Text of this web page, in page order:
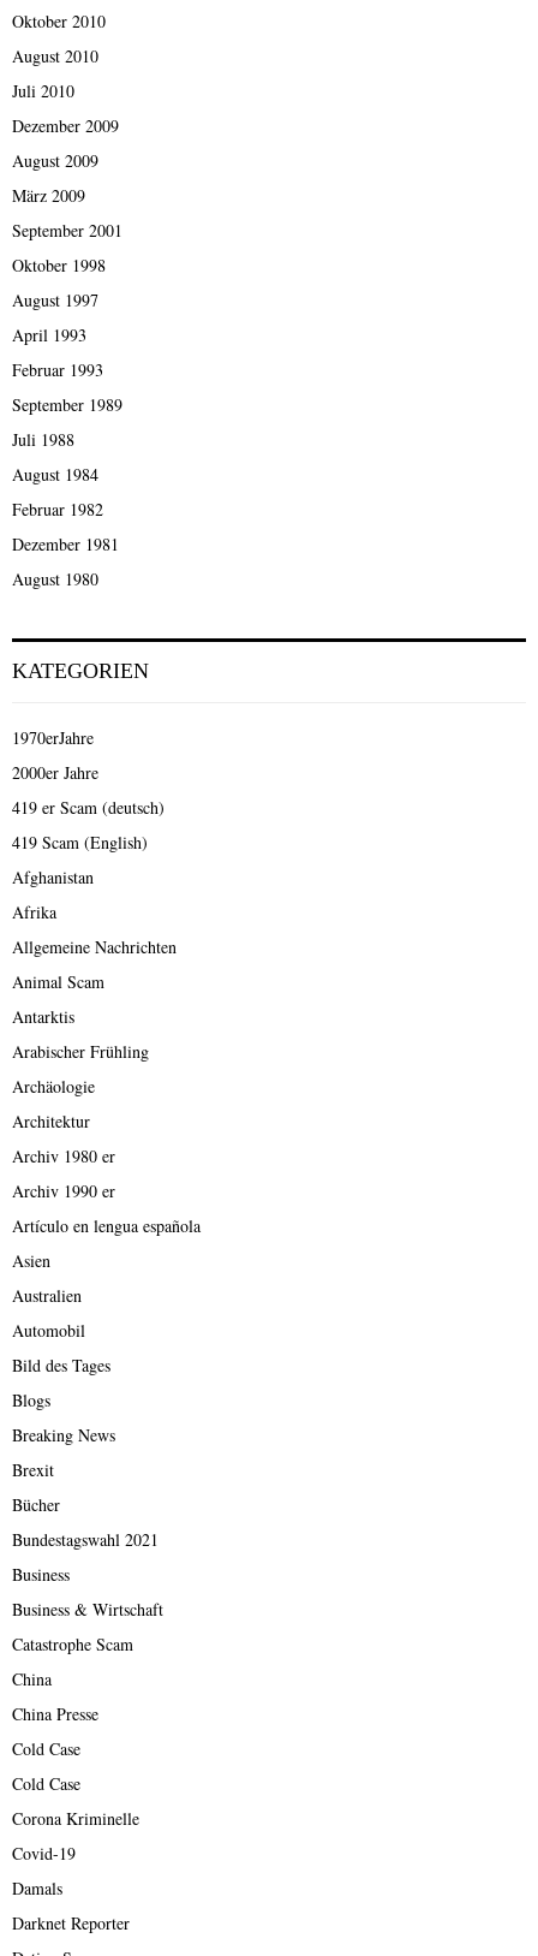
Oktober 2010
August 2010
Juli 2010
Dezember 2009
August 2009
März 2009
September 2001
Oktober 1998
August 1997
April 1993
Februar 1993
September 1989
Juli 1988
August 1984
Februar 1982
Dezember 1981
August 1980
KATEGORIEN
1970erJahre
2000er Jahre
419 er Scam (deutsch)
419 Scam (English)
Afghanistan
Afrika
Allgemeine Nachrichten
Animal Scam
Antarktis
Arabischer Frühling
Archäologie
Architektur
Archiv 1980 er
Archiv 1990 er
Artículo en lengua española
Asien
Australien
Automobil
Bild des Tages
Blogs
Breaking News
Brexit
Bücher
Bundestagswahl 2021
Business
Business & Wirtschaft
Catastrophe Scam
China
China Presse
Cold Case
Cold Case
Corona Kriminelle
Covid-19
Damals
Darknet Reporter